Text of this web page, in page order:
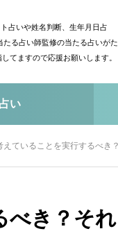
占いや姓名判断、生年月日占
る占い師監修の当たる占いがた
てますので応援お願いします。
い
えていることを実行するべき
べき？そ